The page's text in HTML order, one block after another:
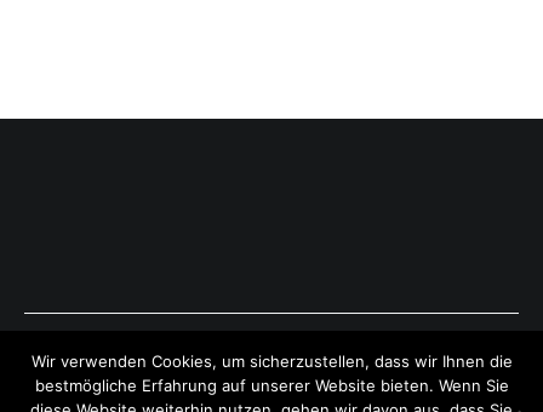
Copyright © 2026ExpressAntworten.com . All rights reserved.
Theme:Cenote by ThemeGrill. Powered byWordPress .
Wir verwenden Cookies, um sicherzustellen, dass wir Ihnen die
bestmögliche Erfahrung auf unserer Website bieten. Wenn Sie